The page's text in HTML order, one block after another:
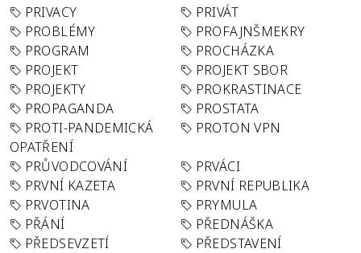
PRIVACY
PRIVÁT
PROBLÉMY
PROFAJNŠMEKRY
PROGRAM
PROCHÁZKA
PROJEKT
PROJEKT SBOR
PROJEKTY
PROKRASTINACE
PROPAGANDA
PROSTATA
PROTI-PANDEMICKÁ
OPATŘENÍ
PROTON VPN
PRŮVODCOVÁNÍ
PRVÁCI
PRVNÍ KAZETA
PRVNÍ REPUBLIKA
PRVOTINA
PRYMULA
PŘÁNÍ
PŘEDNÁŠKA
PŘEDSEVZETÍ
PŘEDSTAVENÍ